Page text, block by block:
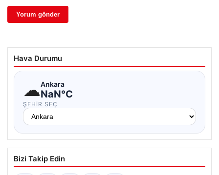
Hava Durumu
☁Ankara
NaN°C
ŞEHIR SEÇ
Bizi Takip Edin